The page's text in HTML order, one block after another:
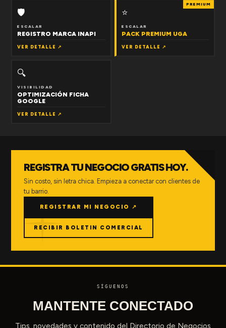
🛡
ESCALAR
REGISTRO MARCA INAPI
VER DETALLE ↗
PREMIUM
⭐
ESCALAR
PACK PREMIUM UGA
VER DETALLE ↗
🔍
VISIBILIDAD
OPTIMIZACIÓN FICHA
GOOGLE
VER DETALLE ↗
REGISTRA TU NEGOCIO GRATIS HOY.
Sin costo, sin letra chica. Empieza a conectar con clientes de
tu barrio.
REGISTRAR MI NEGOCIO ↗
RECIBIR BOLETIN COMERCIAL
SÍGUENOS
MANTENTE CONECTADO
Tips, novedades y contenido del Directorio de Negocios